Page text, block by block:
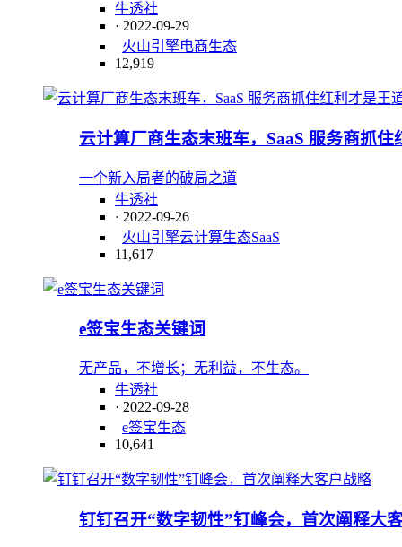
牛透社
· 2022-09-29
火山引擎电商生态
12,919
云计算厂商生态末班车，SaaS 服务商抓住
一个新入局者的破局之道
牛透社
· 2022-09-26
火山引擎云计算生态SaaS
11,617
e签宝生态关键词
无产品，不增长；无利益，不生态。
牛透社
· 2022-09-28
e签宝生态
10,641
钉钉召开“数字韧性”钉峰会，首次阐释大